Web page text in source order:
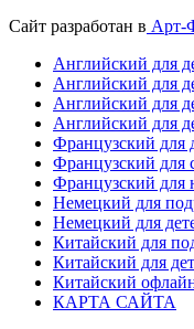
Сайт разработан в Арт-
Английский для
Английский для
Английский для
Английский для
Французский для
Французский для
Французский
Немецкий для
Немецкий для
Китайский для
Китайский для
Китайский
КАРТА САЙТА